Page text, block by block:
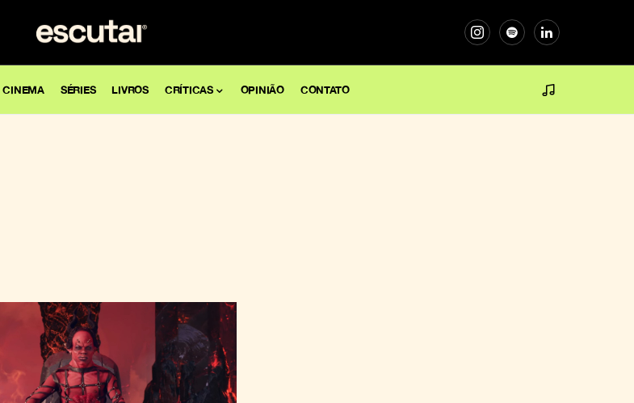
CINEMA SÉRIES LIVROS CRÍTICAS OPINIÃO CONTATO